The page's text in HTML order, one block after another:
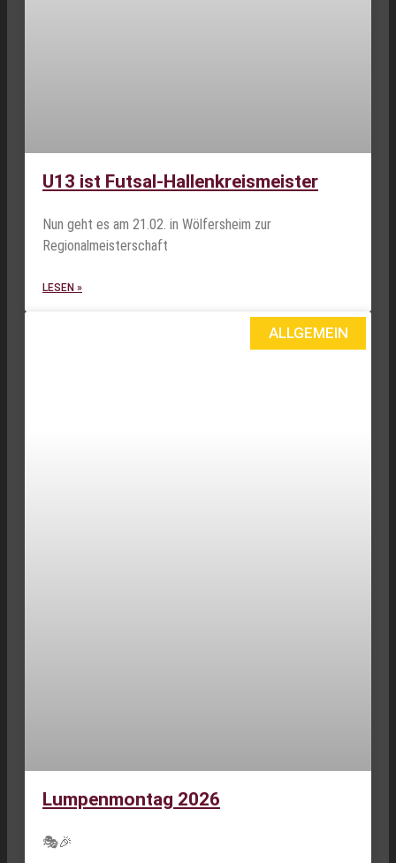
U13 ist Futsal-Hallenkreismeister
Nun geht es am 21.02. in Wölfersheim zur
Regionalmeisterschaft
LESEN »
ALLGEMEIN
Lumpenmontag 2026
🎭🎉